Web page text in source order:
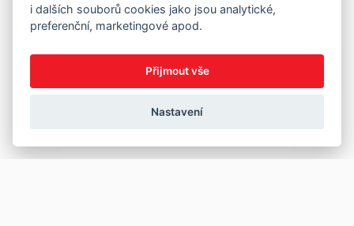
i dalších souborů cookies jako jsou analytické,
preferenční, marketingové apod.
Přijmout vše
Nastavení